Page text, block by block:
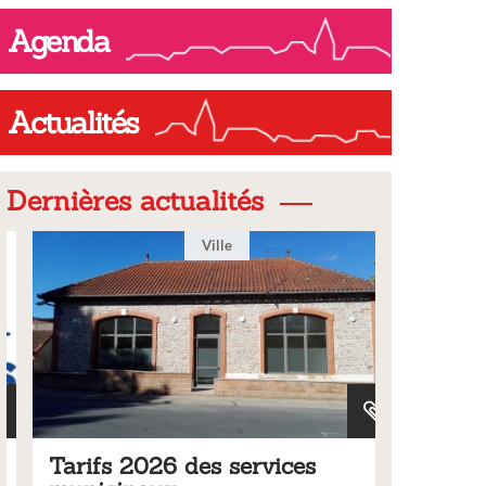
Agenda
Actualités
Dernières actualités
Ville
Tarifs 2026 des services